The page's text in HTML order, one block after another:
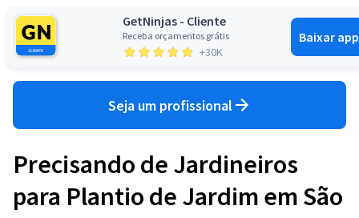
GetNinjas - Cliente
Receba orçamentos grátis
+30K
Baixar app
Seja um profissional
Precisando de Jardineiros
para Plantio de Jardim em São